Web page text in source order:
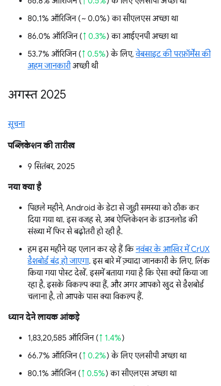
80.1% ऑरिजिन (~ 0.0%) का सीएलएस अच्छा था
86.0% ऑरिजिन (↑ 0.3%) का आईएनपी अच्छा था
53.7% ऑरिजिन (↑ 0.5%) के लिए,वेबसाइट की परफ़ॉर्मेंस की
अहम जानकारीअच्छी थी
अगस्त 2025
सूचना
पब्लिकेशन की तारीख
9 सितंबर, 2025
नया क्या है
पिछले महीने, Android के डेटा से जुड़ी समस्या को ठीक कर
दिया गया था. इस वजह से, अब ऐप्लिकेशन के डाउनलोड की
संख्या में फिर से बढ़ोतरी हो रही है.
हम इस महीने यह एलान कर रहे हैं किनवंबर के आखिर में CrUX
डैशबोर्ड बंद हो जाएगा. इस बारे में ज़्यादा जानकारी के लिए, लिंक
किया गया पोस्ट देखें. इसमें बताया गया है कि ऐसा क्यों किया जा
रहा है, इसके विकल्प क्या हैं, और अगर आपको खुद से डैशबोर्ड
चलाना है, तो आपके पास क्या विकल्प हैं.
ध्यान देने लायक आंकड़े
1,83,20,585 ऑरिजिन (↑ 1.4%)
66.7% ऑरिजिन (↑ 0.2%) के लिए एलसीपी अच्छा था
80.1% ऑरिजिन (↑ 0.5%) का सीएलएस अच्छा था